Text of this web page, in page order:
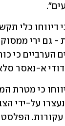
א-נאסר